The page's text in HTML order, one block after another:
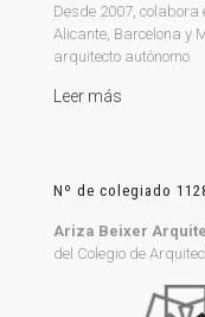
Desde 2007,
Alicante, Barcelona y
arquitecto autónomo.
Leer más
Nº de colegiado
Ariza Beixer
del Colegio de